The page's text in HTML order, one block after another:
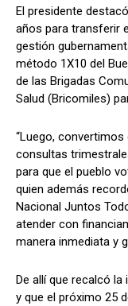
El presidente
años para transferir
gestión
método 1X10 del
de las Brigadas
Salud (Bricomiles)
“Luego, convertimos
consultas
para que el pueblo
quien además
Nacional Juntos
atender con
manera inmediata y
De allí que recalcó
y que el próximo 25